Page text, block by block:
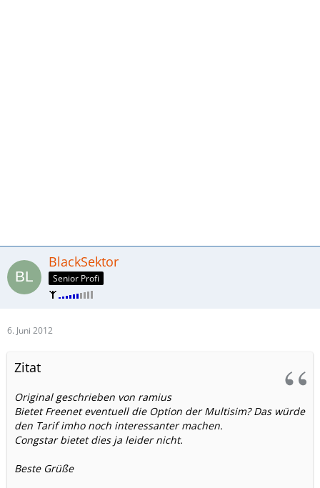
BlackSektor
Senior Profi
6. Juni 2012
Zitat
Original geschrieben von ramius
Bietet Freenet eventuell die Option der Multisim? Das würde
den Tarif imho noch interessanter machen.
Congstar bietet dies ja leider nicht.
Beste Grüße